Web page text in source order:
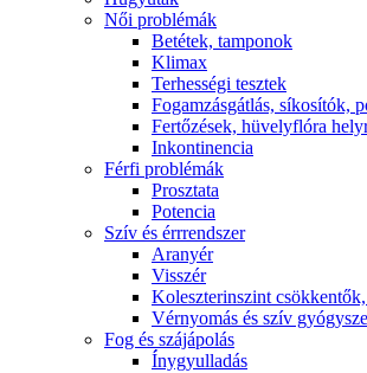
Női problémák
Betétek, tamponok
Klimax
Terhességi tesztek
Fogamzásgátlás, síkosítók,
Fertőzések, hüvelyflóra
Inkontinencia
Férfi problémák
Prosztata
Potencia
Szív és érrrendszer
Aranyér
Visszér
Koleszterinszint
Vérnyomás és szív
Fog és szájápolás
Í́nygyulladás